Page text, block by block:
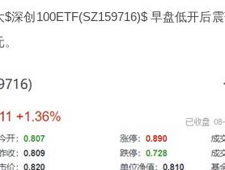
深创100ETF(SZ159716)$ 早盘低开后